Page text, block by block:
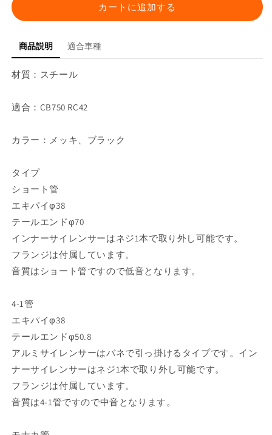
量
を
減
す
量
を
す
カートに追加する
商品説明 適合車種
材質：スチール
適合：CB750 RC42
カラー：メッキ、ブラック
タイプ
ショート管
エキパイφ38
テールエンドφ70
インナーサイレンサーはネジ1本で取り外し可能です。
フランジは付属しています。
音質はショート管ですので低音となります。
4-1管
エキパイφ38
テールエンドφ50.8
アルミサイレンサーはバネで引っ掛けるタイプです。イン
ナーサイレンサーはネジ1本で取り外し可能です。
フランジは付属しています。
音質は4-1管ですので中音となります。